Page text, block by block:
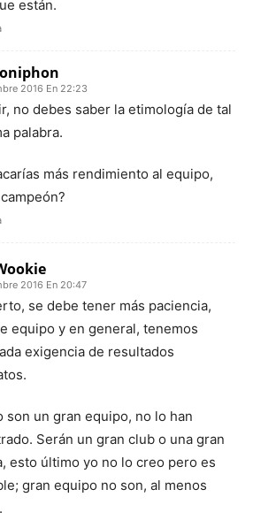
están.
2016 En 22:23
no debes saber la etimología de tal
palabra.
más rendimiento al equipo,
2016 En 20:47
se debe tener más paciencia,
equipo y en general, tenemos
exigencia de resultados
son un gran equipo, no lo han
Serán un gran club o una gran
esto último yo no lo creo pero es
gran equipo no son, al menos